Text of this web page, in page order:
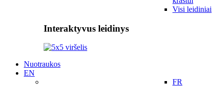
Visi leidiniai
Interaktyvus leidinys
Nuotraukos
EN
FR